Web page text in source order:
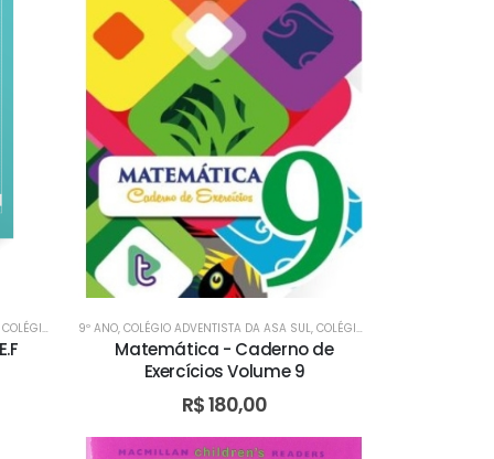
DE PLANALTINA ,COLÉGIO ADVENTISTA DE TAGUATINGA,COLÉGIO ADVENTISTA DO
COLÉGIO ADVENTISTA DE ÁGUAS CLARAS ,COLÉGIO ADVENTISTA DE PLANALTINA
9º ANO, COLÉGIO ADVENTISTA DA ASA SUL, COLÉGIO ADVENTISTA DE ÁGUAS CLARAS
Matemática - Caderno de
Exercícios Volume 9
R$180,00